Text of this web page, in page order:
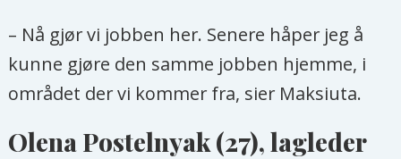
– Nå gjør vi jobben her. Senere håper jeg å
kunne gjøre den samme jobben hjemme, i
området der vi kommer fra, sier Maksiuta.
Olena Postelnyak (27), lagleder